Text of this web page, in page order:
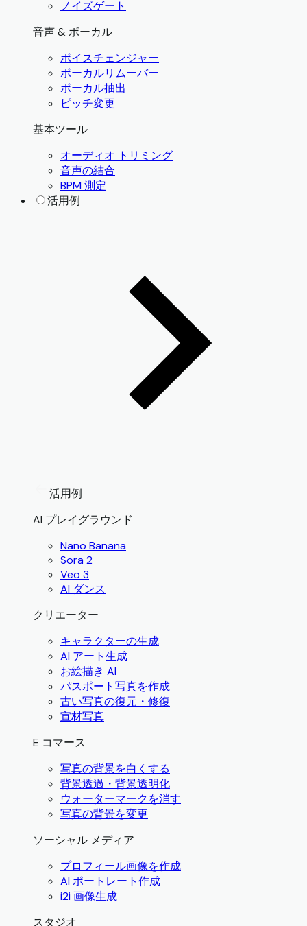
ノイズゲート
音声 & ボーカル
ボイスチェンジャー
ボーカルリムーバー
ボーカル抽出
ピッチ変更
基本ツール
オーディオ トリミング
音声の結合
BPM 測定
活用例
活用例
AI プレイグラウンド
Nano Banana
Sora 2
Veo 3
AI ダンス
クリエーター
キャラクターの生成
AI アート生成
お絵描き AI
パスポート写真を作成
古い写真の復元・修復
宣材写真
E コマース
写真の背景を白くする
背景透過・背景透明化
ウォーターマークを消す
写真の背景を変更
ソーシャル メディア
プロフィール画像を作成
AI ポートレート作成
i2i 画像生成
スタジオ